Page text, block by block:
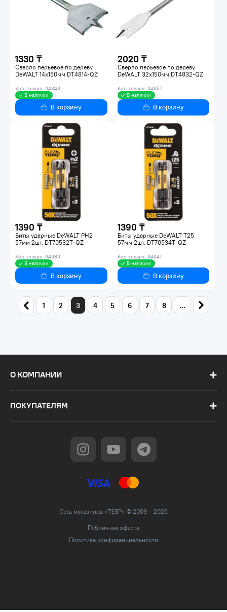
1330 ₸
Сверло перьевое по дереву
DeWALT 14x150мм DT4814-QZ
Код товара: 64848
В наличии
В корзину
2020 ₸
Сверло перьевое по дереву
DeWALT 32x150мм DT4832-QZ
Код товара: 64857
В наличии
В корзину
1390 ₸
Биты ударные DeWALT PH2
57мм 2шт. DT70532T-QZ
Код товара: 64939
В наличии
В корзину
1390 ₸
Биты ударные DeWALT T25
57мм 2шт. DT70534T-QZ
Код товара: 64941
В наличии
В корзину
1 2 3 4 5 6 7 8 ...
О КОМПАНИИ
ПОКУПАТЕЛЯМ
Сеть магазинов «TSSP» © 2003 – 2026
Публичная оферта
Политика конфиденциальности